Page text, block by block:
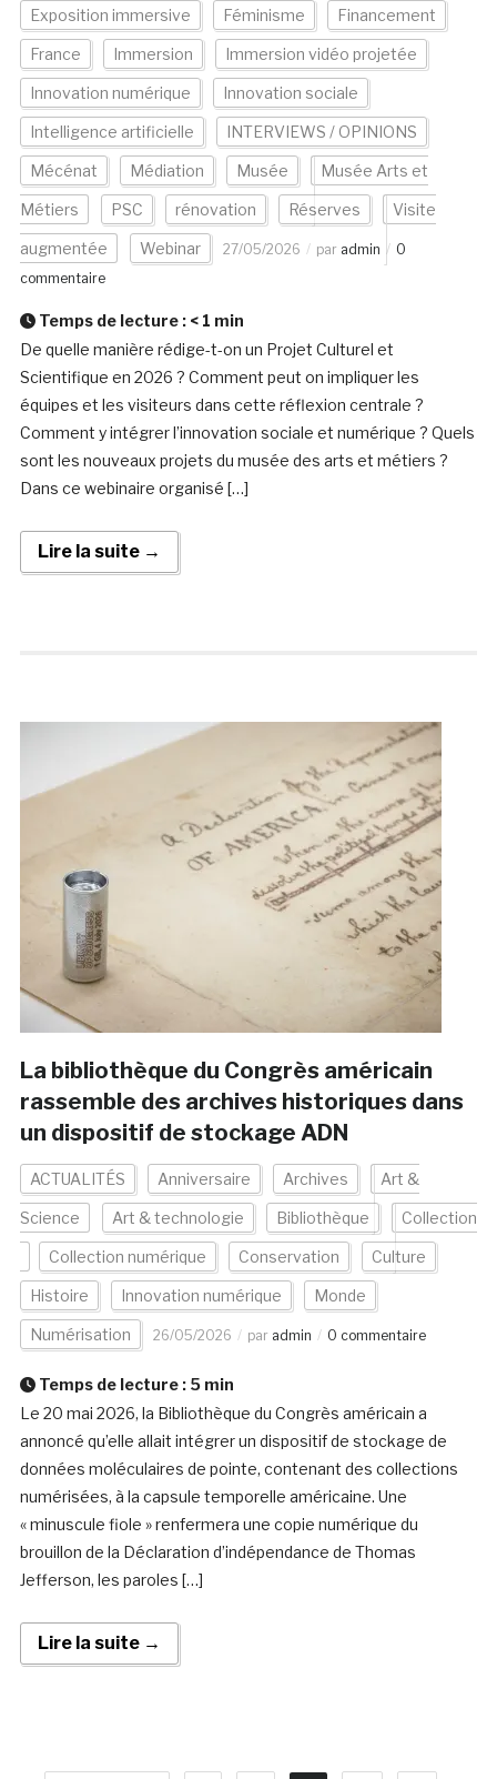
Exposition immersive Féminisme Financement
France Immersion Immersion vidéo projetée
Innovation numérique Innovation sociale
Intelligence artificielle INTERVIEWS / OPINIONS
Mécénat Médiation Musée Musée Arts et
Métiers PSC rénovation Réserves Visite
augmentée Webinar 27/05/2026 par admin
0
commentaire
Temps de lecture : < 1 min
De quelle manière rédige-t-on un Projet Culturel et
Scientifique en 2026 ? Comment peut on impliquer les
équipes et les visiteurs dans cette réflexion centrale ?
Comment y intégrer l’innovation sociale et numérique ? Quels
sont les nouveaux projets du musée des arts et métiers ?
Dans ce webinaire organisé […]
Lire la suite →
La bibliothèque du Congrès américain
rassemble des archives historiques dans
un dispositif de stockage ADN
ACTUALITÉS Anniversaire Archives Art &
Science Art & technologie Bibliothèque Collection
Collection numérique Conservation Culture
Histoire Innovation numérique Monde
Numérisation 26/05/2026 par admin 0 commentaire
Temps de lecture : 5 min
Le 20 mai 2026, la Bibliothèque du Congrès américain a
annoncé qu’elle allait intégrer un dispositif de stockage de
données moléculaires de pointe, contenant des collections
numérisées, à la capsule temporelle américaine. Une
« minuscule fiole » renfermera une copie numérique du
brouillon de la Déclaration d’indépendance de Thomas
Jefferson, les paroles […]
Lire la suite →